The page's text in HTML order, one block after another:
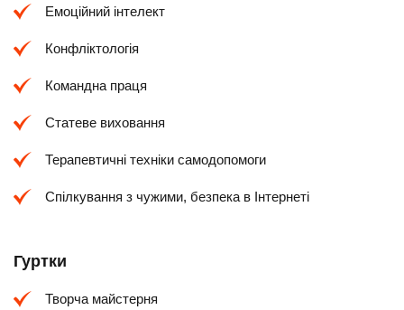
Емоційний інтелект
Конфліктологія
Командна праця
Статеве виховання
Терапевтичні техніки самодопомоги
Спілкування з чужими, безпека в Інтернеті
Гуртки
Творча майстерня